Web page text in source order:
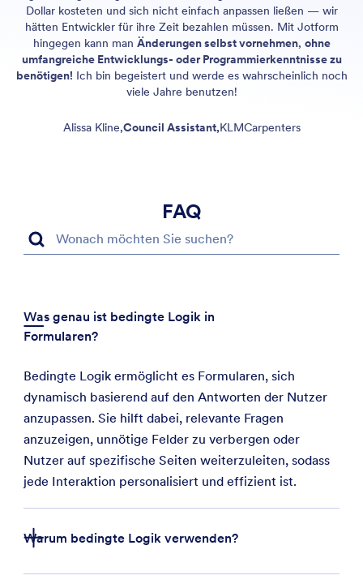
Dollar kosteten und sich nicht einfach anpassen ließen — wir
hätten Entwickler für ihre Zeit bezahlen müssen. Mit Jotform
hingegen kann man Änderungen selbst vornehmen, ohne
umfangreiche Entwicklungs- oder Programmierkenntnisse zu
benötigen! Ich bin begeistert und werde es wahrscheinlich noch
viele Jahre benutzen!
Alissa Kline,Council Assistant,KLMCarpenters
FAQ
Was genau ist bedingte Logik in
Formularen?
Bedingte Logik ermöglicht es Formularen, sich
dynamisch basierend auf den Antworten der Nutzer
anzupassen. Sie hilft dabei, relevante Fragen
anzuzeigen, unnötige Felder zu verbergen oder
Nutzer auf spezifische Seiten weiterzuleiten, sodass
jede Interaktion personalisiert und effizient ist.
Warum bedingte Logik verwenden?